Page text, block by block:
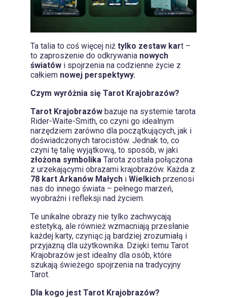
Ta talia to coś więcej niż tylko zestaw kart –
to zaproszenie do odkrywania nowych
światów i spojrzenia na codzienne życie z
całkiem nowej perspektywy.
Czym wyróżnia się Tarot Krajobrazów?
Tarot Krajobrazów bazuje na systemie tarota
Rider-Waite-Smith, co czyni go idealnym
narzędziem zarówno dla początkujących, jak i
doświadczonych tarocistów. Jednak to, co
czyni tę talię wyjątkową, to sposób, w jaki
złożona symbolika Tarota została połączona
z urzekającymi obrazami krajobrazów. Każda z
78 kart Arkanów Małych i Wielkich przenosi
nas do innego świata – pełnego marzeń,
wyobraźni i refleksji nad życiem.
Te unikalne obrazy nie tylko zachwycają
estetyką, ale również wzmacniają przesłanie
każdej karty, czyniąc ją bardziej zrozumiałą i
przyjazną dla użytkownika. Dzięki temu Tarot
Krajobrazów jest idealny dla osób, które
szukają świeżego spojrzenia na tradycyjny
Tarot.
Dla kogo jest Tarot Krajobrazów?